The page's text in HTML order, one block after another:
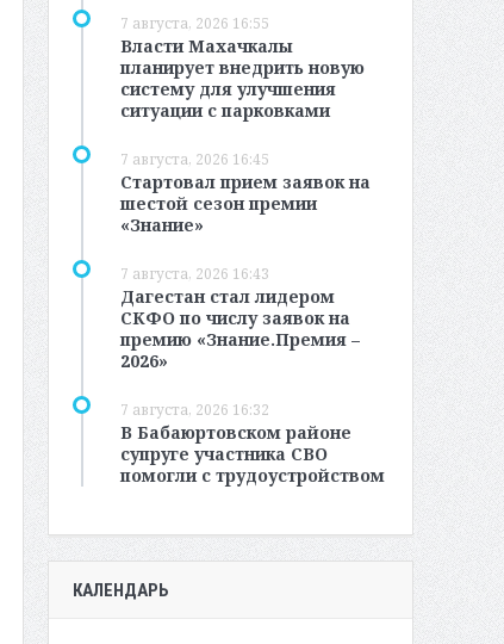
7 августа, 2026 16:55
Власти Махачкалы
планирует внедрить новую
систему для улучшения
ситуации с парковками
7 августа, 2026 16:45
Стартовал прием заявок на
шестой сезон премии
«Знание»
7 августа, 2026 16:43
Дагестан стал лидером
СКФО по числу заявок на
премию «Знание.Премия –
2026»
7 августа, 2026 16:32
В Бабаюртовском районе
супруге участника СВО
помогли с трудоустройством
КАЛЕНДАРЬ